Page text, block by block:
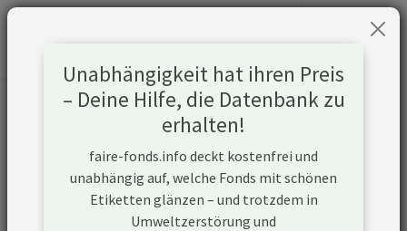
Informationen zum Unternehmen
Cemex SAB de CV
https://www.cemex.com/
Unabhängigkeit hat ihren Preis
– Deine Hilfe, die Datenbank zu
erhalten!
faire-fonds.info deckt kostenfrei und
unabhängig auf, welche Fonds mit schönen
Etiketten glänzen – und trotzdem in
Umweltzerstörung und